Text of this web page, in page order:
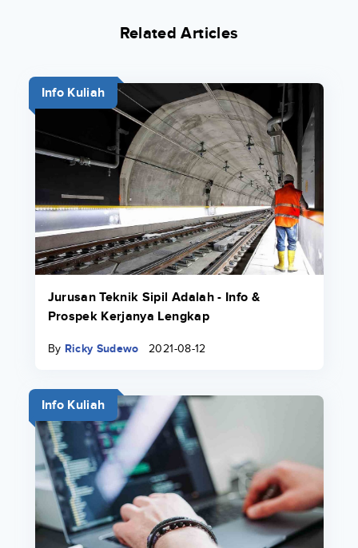
Related Articles
Info Kuliah
Jurusan Teknik Sipil Adalah - Info &
Prospek Kerjanya Lengkap
By Ricky Sudewo 2021-08-12
Info Kuliah